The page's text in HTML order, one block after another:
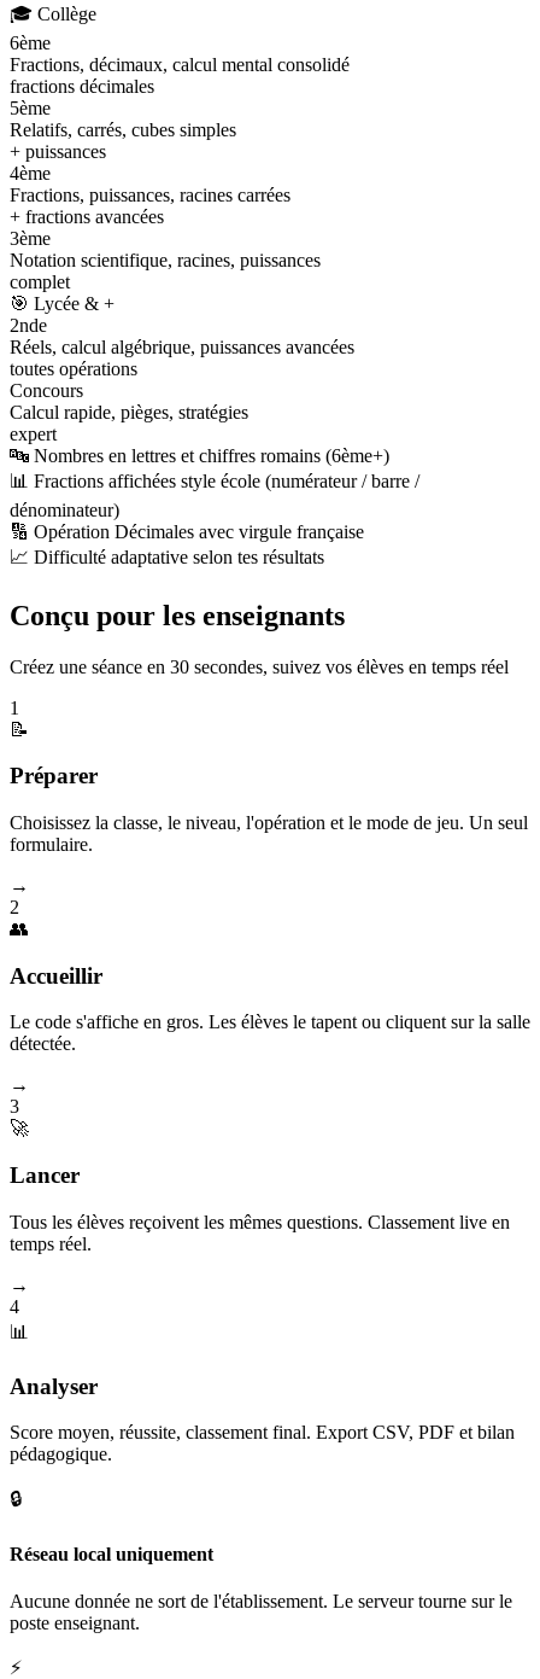
🎓 Collège
6ème
Fractions, décimaux, calcul mental consolidé
fractions décimales
5ème
Relatifs, carrés, cubes simples
+ puissances
4ème
Fractions, puissances, racines carrées
+ fractions avancées
3ème
Notation scientifique, racines, puissances
complet
🎯 Lycée & +
2nde
Réels, calcul algébrique, puissances avancées
toutes opérations
Concours
Calcul rapide, pièges, stratégies
expert
🔤 Nombres en lettres et chiffres romains (6ème+)
📊 Fractions affichées style école (numérateur / barre /
dénominateur)
🔢 Opération Décimales avec virgule française
📈 Difficulté adaptative selon tes résultats
Conçu pour les enseignants
Créez une séance en 30 secondes, suivez vos élèves en temps réel
1
📝
Préparer
Choisissez la classe, le niveau, l'opération et le mode de jeu. Un seul
formulaire.
→
2
👥
Accueillir
Le code s'affiche en gros. Les élèves le tapent ou cliquent sur la salle
détectée.
→
3
🚀
Lancer
Tous les élèves reçoivent les mêmes questions. Classement live en
temps réel.
→
4
📊
Analyser
Score moyen, réussite, classement final. Export CSV, PDF et bilan
pédagogique.
🔒
Réseau local uniquement
Aucune donnée ne sort de l'établissement. Le serveur tourne sur le
poste enseignant.
⚡